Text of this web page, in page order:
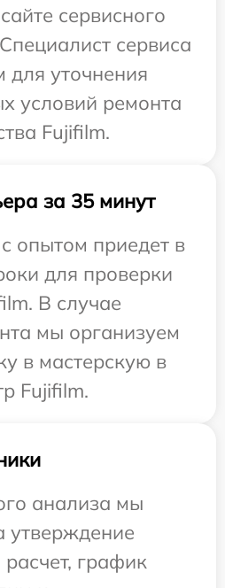
сервисного
сервиса
для уточнения
условий ремонта
Fujifilm.
за 35 минут
опытом приедет в
для проверки
В случае
мы организуем
в мастерскую в
Fujifilm.
анализа мы
утверждение
график